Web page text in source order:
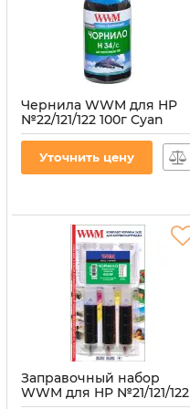
Чернила WWM для HP
№22/121/122 100г Cyan
водорастворимые
H34/C-2
Уточнить цену
Заправочный набор
WWM для HP №21/121/122